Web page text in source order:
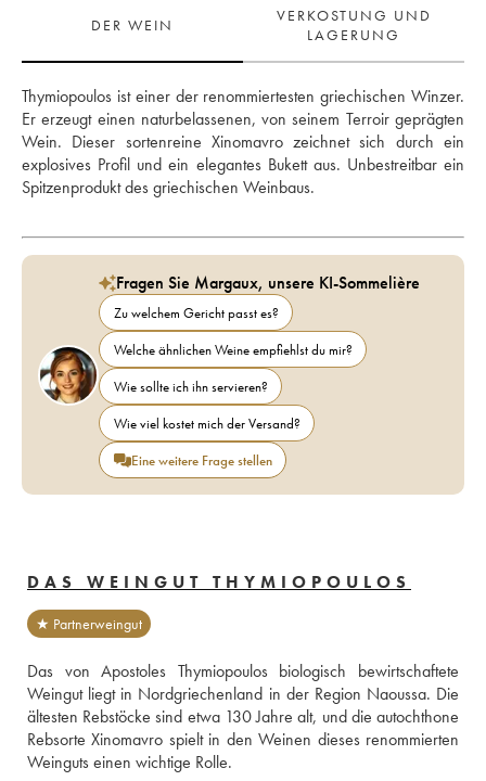
DER WEIN
VERKOSTUNG UND
LAGERUNG
Thymiopoulos ist einer der renommiertesten griechischen Winzer.
Er erzeugt einen naturbelassenen, von seinem Terroir geprägten
Wein. Dieser sortenreine Xinomavro zeichnet sich durch ein
explosives Profil und ein elegantes Bukett aus. Unbestreitbar ein
Spitzenprodukt des griechischen Weinbaus.
Fragen Sie Margaux, unsere KI-Sommelière
Zu welchem Gericht passt es?
Welche ähnlichen Weine empfiehlst du mir?
Wie sollte ich ihn servieren?
Wie viel kostet mich der Versand?
Eine weitere Frage stellen
DAS WEINGUT THYMIOPOULOS
★ Partnerweingut
Das von Apostoles Thymiopoulos biologisch bewirtschaftete
Weingut liegt in Nordgriechenland in der Region Naoussa. Die
ältesten Rebstöcke sind etwa 130 Jahre alt, und die autochthone
Rebsorte Xinomavro spielt in den Weinen dieses renommierten
Weinguts einen wichtige Rolle.